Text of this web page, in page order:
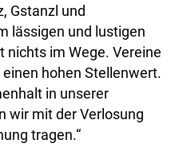
Gstanzl und
lässigen und lustigen
nichts im Wege. Vereine
hohen Stellenwert.
in unserer
wir mit der Verlosung
tragen.“